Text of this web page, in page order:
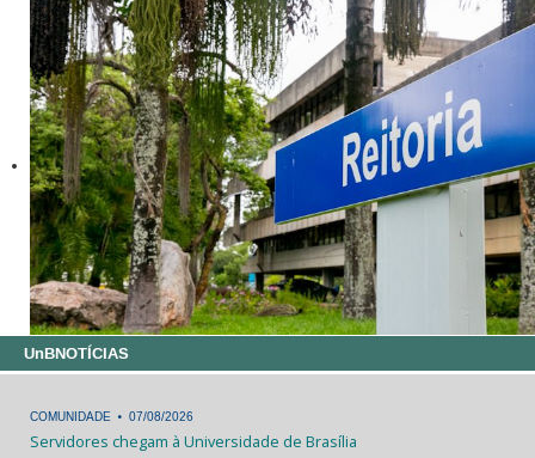
UnBNOTÍCIAS
COMUNIDADE . 07/08/2026
Servidores chegam à Universidade de Brasília